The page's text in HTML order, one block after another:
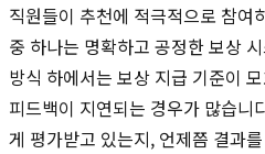
직원들이 추천에 적극적으로 참여
중 하나는 명확하고 공정한 보상
방식 하에서는 보상 지급 기준이
피드백이 지연되는 경우가 많습니
게 평가받고 있는지, 언제쯤 결과